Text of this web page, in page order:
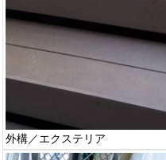
外構／エクステリア